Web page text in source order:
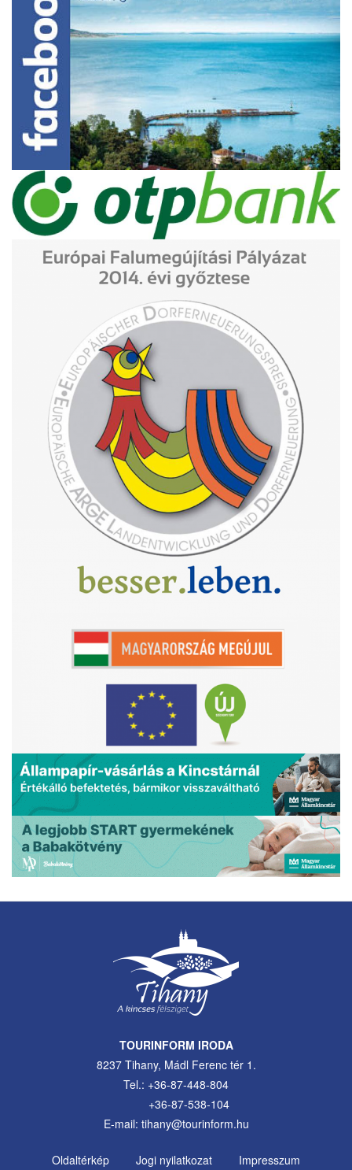
TOURINFORM IRODA
8237 Tihany, Mádl Ferenc tér 1.
Tel.: +36-87-448-804
+36-87-538-104
E-mail: tihany@tourinform.hu
Oldaltérkép Jogi nyilatkozat Impresszum